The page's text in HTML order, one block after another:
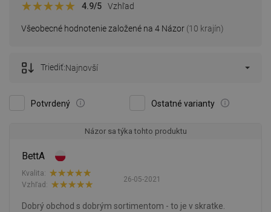
Všeobecné hodnotenie založené na 4 Názor (10 krajín)
4.9/5 Vzhľad
Potvrdený Ostatné varianty
Triediť:Najnovší
Názor sa týka tohto produktu
BettA
26-05-2021
Kvalita:
Vzhľad:
Dobrý obchod s dobrým sortimentom - to je v skratke.